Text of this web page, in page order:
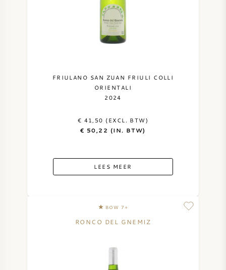
FRIULANO SAN ZUAN FRIULI COLLI
ORIENTALI
2024
€ 41,50 (EXCL. BTW)
€ 50,22 (IN. BTW)
LEES MEER
BOW 7+
RONCO DEL GNEMIZ